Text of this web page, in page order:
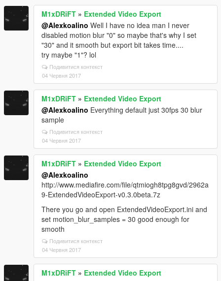
M1xDRiFT » Extended Video Export
@Alexkoalino Well I have no idea man I never
disabled motion blur "0" so maybe that's why I set
"30" and it smooth but export bit takes time....
try maybe "1"? lol
Подивитися контекст
04 Червня 2017
M1xDRiFT » Extended Video Export
@Alexkoalino Everything default just 30fps 30 blur
sample
Подивитися контекст
04 Червня 2017
M1xDRiFT » Extended Video Export
@Alexkoalino
http://www.mediafire.com/file/qtmiogh8tpg8gvd/2962a
9-ExtendedVideoExport-v0.3.0beta.7z
There you go and open ExtendedVideoExport.ini and
set motion_blur_samples = 30 good enough for
smooth
Подивитися контекст
04 Червня 2017
M1xDRiFT » Extended Video Export